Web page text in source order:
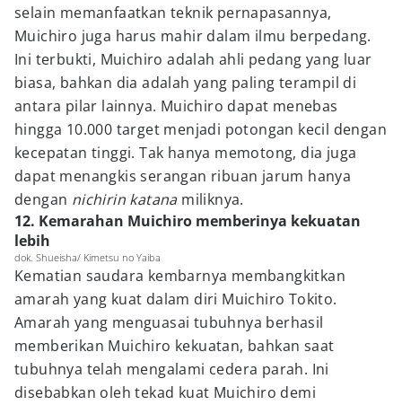
selain memanfaatkan teknik pernapasannya,
Muichiro juga harus mahir dalam ilmu berpedang.
Ini terbukti, Muichiro adalah ahli pedang yang luar
biasa, bahkan dia adalah yang paling terampil di
antara pilar lainnya. Muichiro dapat menebas
hingga 10.000 target menjadi potongan kecil dengan
kecepatan tinggi. Tak hanya memotong, dia juga
dapat menangkis serangan ribuan jarum hanya
dengan nichirin katana miliknya.
12. Kemarahan Muichiro memberinya kekuatan
lebih
dok. Shueisha/ Kimetsu no Yaiba
Kematian saudara kembarnya membangkitkan
amarah yang kuat dalam diri Muichiro Tokito.
Amarah yang menguasai tubuhnya berhasil
memberikan Muichiro kekuatan, bahkan saat
tubuhnya telah mengalami cedera parah. Ini
disebabkan oleh tekad kuat Muichiro demi